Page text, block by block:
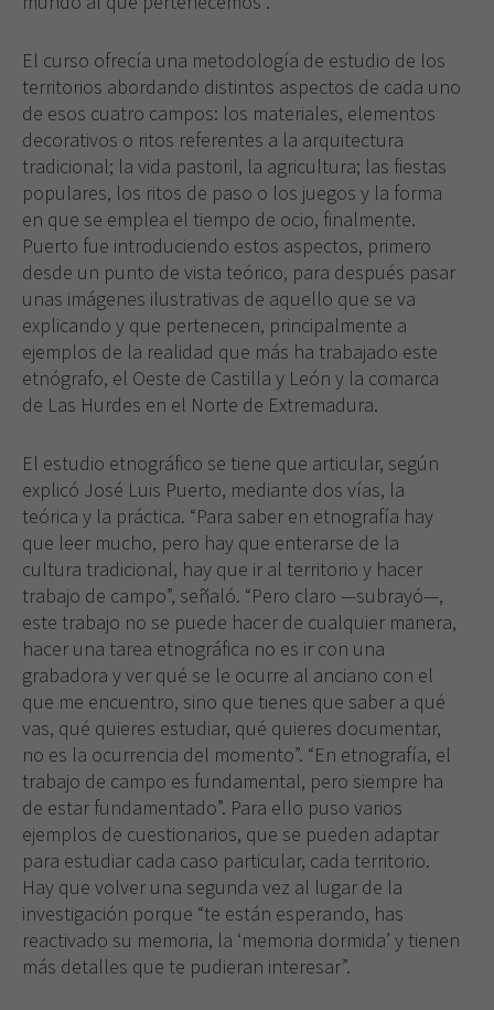
El curso ofrecía una metodología de estudio de los
territorios abordando distintos aspectos de cada uno
de esos cuatro campos: los materiales, elementos
decorativos o ritos referentes a la arquitectura
tradicional; la vida pastoril, la agricultura; las fiestas
populares, los ritos de paso o los juegos y la forma
en que se emplea el tiempo de ocio, finalmente.
Puerto fue introduciendo estos aspectos, primero
desde un punto de vista teórico, para después pasar
unas imágenes ilustrativas de aquello que se va
explicando y que pertenecen, principalmente a
ejemplos de la realidad que más ha trabajado este
etnógrafo, el Oeste de Castilla y León y la comarca
de Las Hurdes en el Norte de Extremadura.
El estudio etnográfico se tiene que articular, según
explicó José Luis Puerto, mediante dos vías, la
teórica y la práctica. “Para saber en etnografía hay
que leer mucho, pero hay que enterarse de la
cultura tradicional, hay que ir al territorio y hacer
trabajo de campo”, señaló. “Pero claro —subrayó—,
este trabajo no se puede hacer de cualquier manera,
hacer una tarea etnográfica no es ir con una
grabadora y ver qué se le ocurre al anciano con el
que me encuentro, sino que tienes que saber a qué
vas, qué quieres estudiar, qué quieres documentar,
no es la ocurrencia del momento”. “En etnografía, el
trabajo de campo es fundamental, pero siempre ha
de estar fundamentado”. Para ello puso varios
ejemplos de cuestionarios, que se pueden adaptar
para estudiar cada caso particular, cada territorio.
Hay que volver una segunda vez al lugar de la
investigación porque “te están esperando, has
reactivado su memoria, la ‘memoria dormida’ y tienen
más detalles que te pudieran interesar”.
Experiencia
Para que
nuestra web
funcione lo
mejor posible
durante tu
visita. Si
rechaza estas
cookies,
algunas
funcionalidades
desaparecerán
de la web.